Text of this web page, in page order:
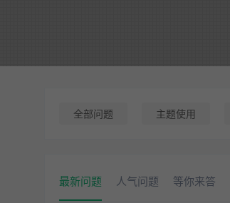
全部问题 主题使用
最新问题 人气问题 等你来答